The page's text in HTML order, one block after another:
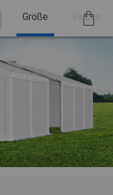
Größe Farben